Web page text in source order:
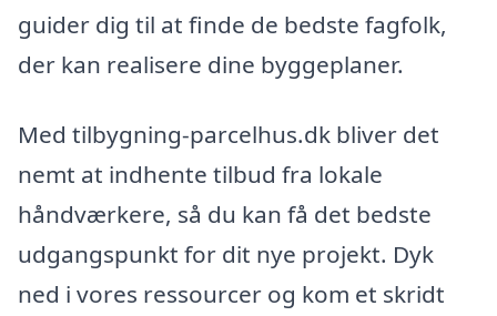
guider dig til at finde de bedste fagfolk,
der kan realisere dine byggeplaner.
Med tilbygning-parcelhus.dk bliver det
nemt at indhente tilbud fra lokale
håndværkere, så du kan få det bedste
udgangspunkt for dit nye projekt. Dyk
ned i vores ressourcer og kom et skridt